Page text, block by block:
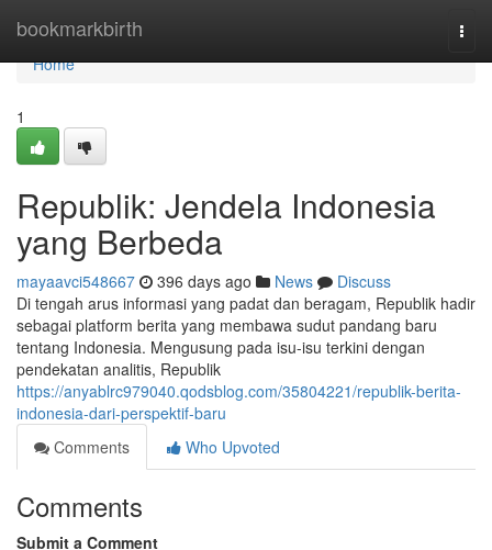
bookmarkbirth
Home
Home
1
Republik: Jendela Indonesia
yang Berbeda
mayaavci548667 396 days ago News
Discuss
Di tengah arus informasi yang padat dan beragam, Republik hadir
sebagai platform berita yang membawa sudut pandang baru
tentang Indonesia. Mengusung pada isu-isu terkini dengan
pendekatan analitis, Republik
https://anyablrc979040.qodsblog.com/35804221/republik-berita-
indonesia-dari-perspektif-baru
Comments
Who Upvoted
Comments
Submit a Comment